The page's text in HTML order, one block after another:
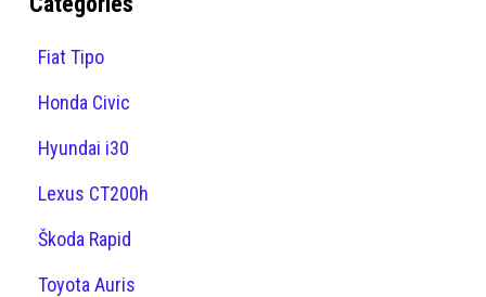
Fiat Tipo
Honda Civic
Hyundai i30
Lexus CT200h
Škoda Rapid
Toyota Auris